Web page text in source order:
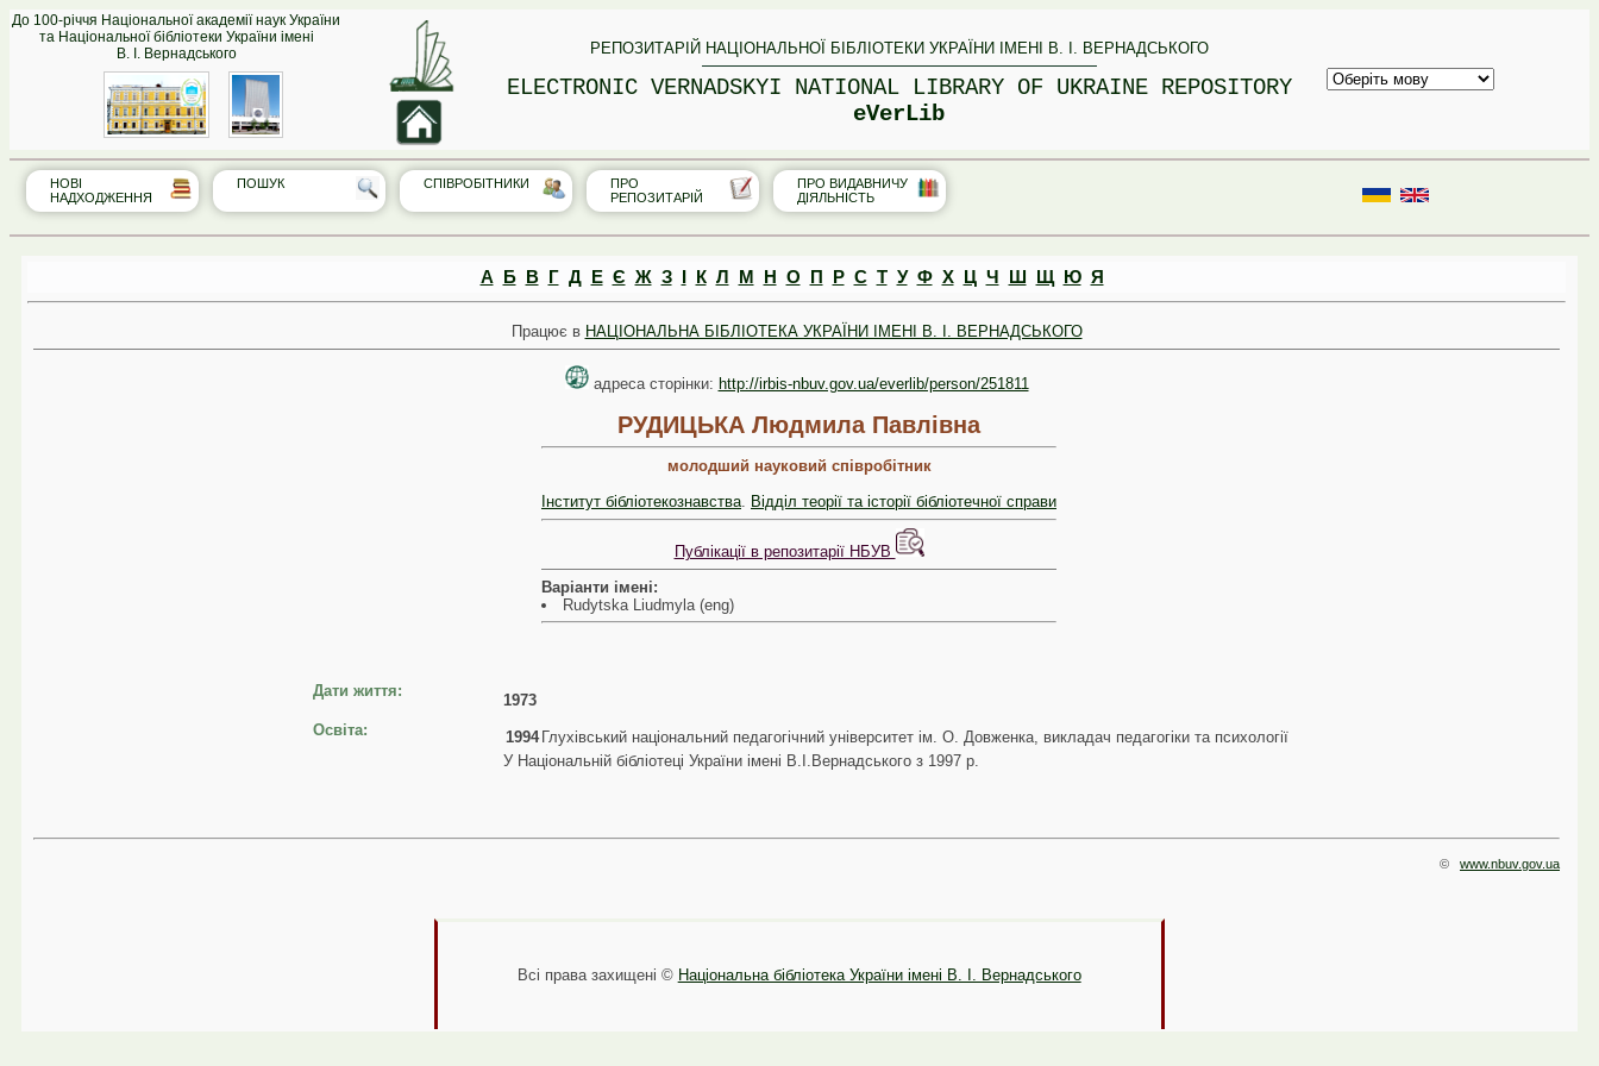
До 100-річчя Національної академії наук України
та Національної бібліотеки України імені
В. І. Вернадського
РЕПОЗИТАРІЙ НАЦІОНАЛЬНОЇ БІБЛІОТЕКИ УКРАЇНИ ІМЕНІ В. І. ВЕРНАДСЬКОГО
ELECTRONIC VERNADSKYI NATIONAL LIBRARY OF UKRAINE REPOSITORY
eVerLib
НОВІ
НАДХОДЖЕННЯ
ПОШУК СПІВРО‎БІТНИКИ
ПРО
РЕПОЗИТАРІЙ
ПРО ВИДАВНИЧУ
ДІЯЛЬНІСТЬ
А Б В Г Д Е Є Ж З К Л М Н О П Р С Т У Ф Х Ц Ч Ш Щ Ю Я
Працює в НАЦІОНАЛЬНА БІБЛІОТЕКА УКРАЇНИ ІМЕНІ В. І. ВЕРНАДСЬКОГО
адреса сторінки: http://irbis-nbuv.gov.ua/everlib/person/251811
РУДИЦЬКА Людмила Павлівна
молодший науковий співробітник
Інститут бібліотекознавства
Відділ теорії та історії бібліотечної справи
Публікації в репозитарії НБУВ
Варіанти імені:
Rudytska Liudmyla (eng)
Дати життя:
1973
Освіта:
1994 Глухівський національний педагогічний університет ім. О. Довженка, викладач педагогіки та психології
У Національній бібліотеці України імені В.І.Вернадського з 1997 р.
© www.nbuv.gov.ua
Всі права захищені © Національна бібліотека України імені В. І. Вернадського